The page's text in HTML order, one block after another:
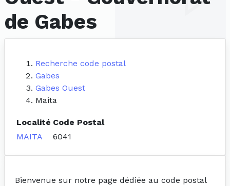
de Gabes
Recherche code postal
Gabes
Gabes Ouest
Maita
Localité Code Postal
MAITA
6041
Bienvenue sur notre page dédiée au code postal